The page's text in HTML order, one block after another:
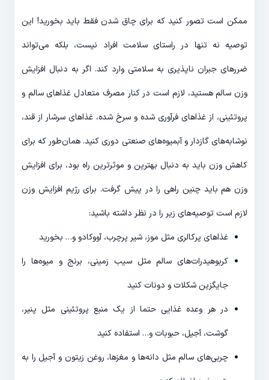
ممکن است تصور کنید که برای چاق شدن فقط باید بخورید! این
توصیه نه تنها در راستای سلامت افراد نیست، بلکه می‌تواند
ضررهای جبران ناپذیری به سلامتی وارد کند. اگر به دنبال افزایش
وزن سالم هستید، لازم است در کنار مصرف متعادل غذاهای سالم و
پروتئینی، از غذاهای فرآوری ‌شده و سرخ شده، غذاهای سرشار از قند،
نوشابه‌های گازدار و آبمیوه‌های صنعتی دوری کنید. همان‌طور که برای
کاهش وزن باید به دنبال بهترین و موثرترین راه بود، برای افزایش
وزن هم باید چنین راهی را در پیش گرفت. برای رژیم افزایش وزن
لازم است توصیه‌های زیر را در نظر داشته باشید:
غذاهای پرکالری مثل موز، شیر پرچرب، آووکادو و… بخورید
کربوهیدرات‌های سالم مثل سیب زمینی، برنج و میوه‌ها را
جایگزین شکلات و دونات کنید
در هر وعده غذایی حتما از یک منبع پروتئینی مثل پنیر،
گوشت، آجیل، حبوبات و… استفاده کنید
چربی‌های سالم مثل دانه‌ها و مغزها، روغن زیتون و آجیل را به